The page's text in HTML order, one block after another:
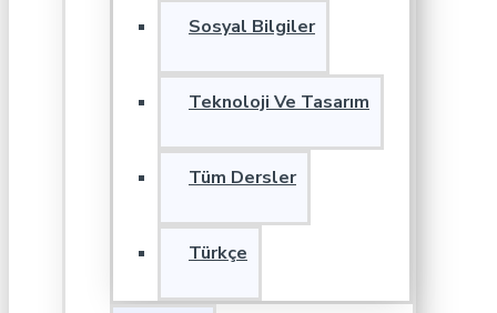
Sosyal Bilgiler
Teknoloji Ve Tasarım
Tüm Dersler
Türkçe